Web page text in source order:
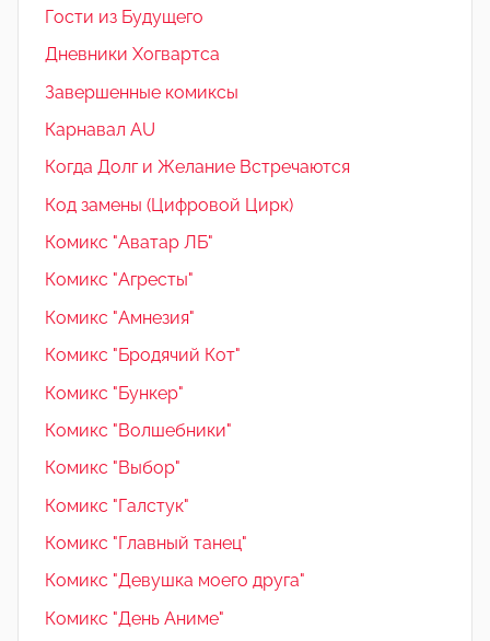
Гости из Будущего
Дневники Хогвартса
Завершенные комиксы
Карнавал AU
Когда Долг и Желание Встречаются
Код замены (Цифровой Цирк)
Комикс "Аватар ЛБ"
Комикс "Агресты"
Комикс "Амнезия"
Комикс "Бродячий Кот"
Комикс "Бункер"
Комикс "Волшебники"
Комикс "Выбор"
Комикс "Галстук"
Комикс "Главный танец"
Комикс "Девушка моего друга"
Комикс "День Аниме"